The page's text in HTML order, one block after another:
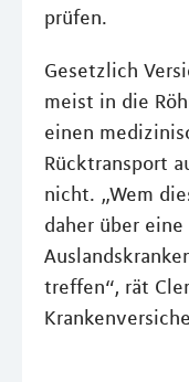
prüfen.
Gesetzlich
meist in die
einen
Rücktransport
nicht. „Wem
daher über
treffen“, rät